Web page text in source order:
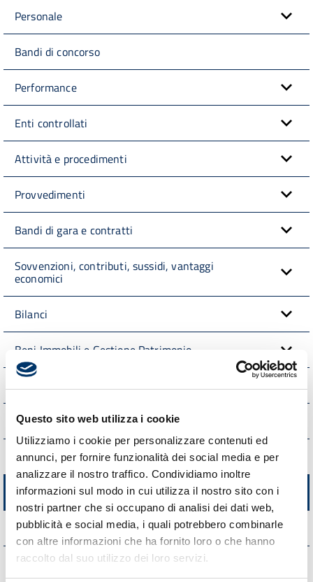
Questo sito web utilizza i cookie
Utilizziamo i cookie per personalizzare contenuti ed
annunci, per fornire funzionalità dei social media e per
analizzare il nostro traffico. Condividiamo inoltre
informazioni sul modo in cui utilizza il nostro sito con i
nostri partner che si occupano di analisi dei dati web,
pubblicità e social media, i quali potrebbero combinarle
con altre informazioni che ha fornito loro o che hanno
raccolto dal suo utilizzo dei loro servizi.
Personale
Bandi di concorso
Performance
Enti controllati
Attività e procedimenti
Provvedimenti
Bandi di gara e contratti
Sovvenzioni, contributi, sussidi, vantaggi
economici
Bilanci
Beni Immobili e Gestione Patrimonio
Controlli e rilievi sull'amministrazione
Servizi erogati
Pagamenti dell'Amministrazione
Opere pubbliche
Interventi straordinari e di emergenza
Altri contenuti